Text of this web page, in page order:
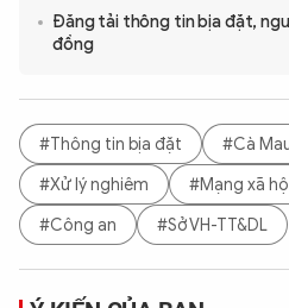
Đăng tải thông tin bịa đặt,
đồng
#Thông tin bịa đặt #Cà
#Xử lý nghiêm
#Mạng xã
#Công an
#Sở VH-TT&DL